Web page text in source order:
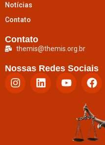
Notícias
Contato
Contato
themis@themis.org.br
Nossas Redes Sociais